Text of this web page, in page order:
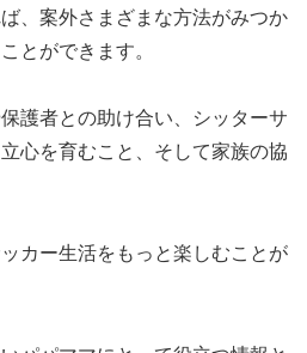
、案外さまざまな方法がみつか
とができます。
護者との助け合い、シッターサ
心を育むこと、そして家族の協
カー生活をもっと楽しむことが